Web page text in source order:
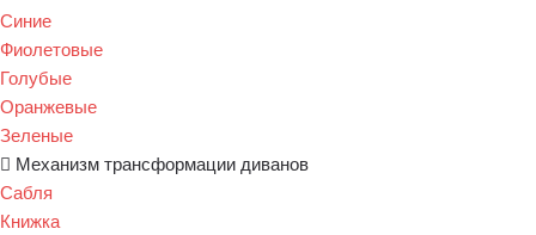
Синие
Фиолетовые
Голубые
Оранжевые
Зеленые
Механизм трансформации диванов
Сабля
Книжка